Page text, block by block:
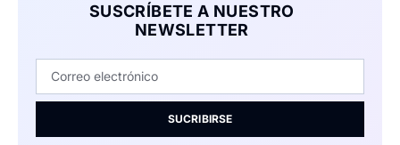
SUSCRÍBETE A NUESTRO
NEWSLETTER
SUCRIBIRSE